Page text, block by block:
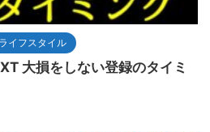
ライフスタイル
大損をしない登録のタイミ